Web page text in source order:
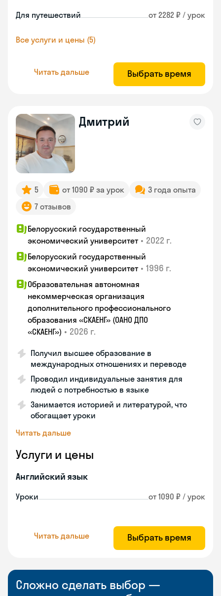
Для путешествий от 2282 ₽ / урок
Все услуги и цены (5)
Читать дальше Выбрать время
Дмитрий
5 от 1090 ₽ за урок
3 года опыта
7 отзывов
Белорусский государственный
экономический университет • 2022 г.
Белорусский государственный
экономический университет • 1996 г.
Образовательная автономная
некоммерческая организация
дополнительного профессионального
образования «СКАЕНГ» (ОАНО ДПО
«СКАЕНГ») • 2026 г.
Получил высшее образование в
международных отношениях и переводе
Проводил индивидуальные занятия для
людей с потребностью в языке
Занимается историей и литературой, что
обогащает уроки
Читать дальше
Услуги и цены
Английский язык
Уроки от 1090 ₽ / урок
Читать дальше Выбрать время
Сложно сделать выбор —